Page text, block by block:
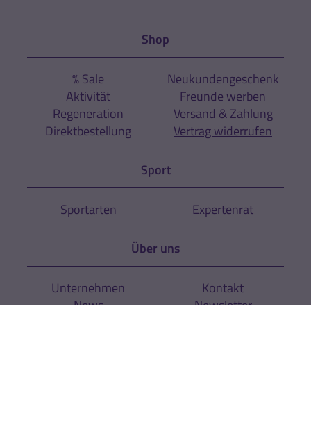
Shop
% Sale
Aktivität
Regeneration
Direktbestellung
Neukundengeschenk
Freunde werben
Versand & Zahlung
Vertrag widerrufen
Sport
Sportarten Expertenrat
Über uns
Unternehmen
News
Kontakt
Newsletter